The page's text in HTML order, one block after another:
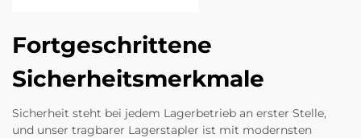
Fortgeschrittene
Sicherheitsmerkmale
Sicherheit steht bei jedem Lagerbetrieb an erster Stelle,
und unser tragbarer Lagerstapler ist mit modernsten